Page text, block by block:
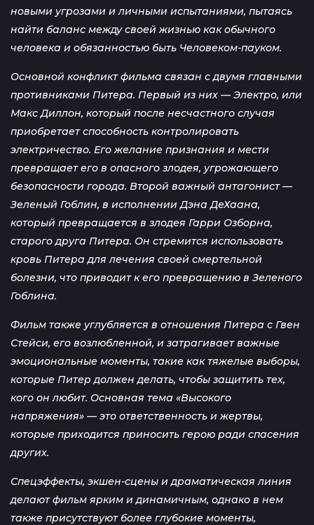
новыми угрозами и личными испытаниями, пытаясь
найти баланс между своей жизнью как обычного
человека и обязанностью быть Человеком-пауком.
Основной конфликт фильма связан с двумя главными
противниками Питера. Первый из них — Электро, или
Макс Диллон, который после несчастного случая
приобретает способность контролировать
электричество. Его желание признания и мести
превращает его в опасного злодея, угрожающего
безопасности города. Второй важный антагонист —
Зеленый Гоблин, в исполнении Дэна ДеХаана,
который превращается в злодея Гарри Озборна,
старого друга Питера. Он стремится использовать
кровь Питера для лечения своей смертельной
болезни, что приводит к его превращению в Зеленого
Гоблина.
Фильм также углубляется в отношения Питера с Гвен
Стейси, его возлюбленной, и затрагивает важные
эмоциональные моменты, такие как тяжелые выборы,
которые Питер должен делать, чтобы защитить тех,
кого он любит. Основная тема «Высокого
напряжения» — это ответственность и жертвы,
которые приходится приносить герою ради спасения
других.
Спецэффекты, экшен-сцены и драматическая линия
делают фильм ярким и динамичным, однако в нем
также присутствуют более глубокие моменты,